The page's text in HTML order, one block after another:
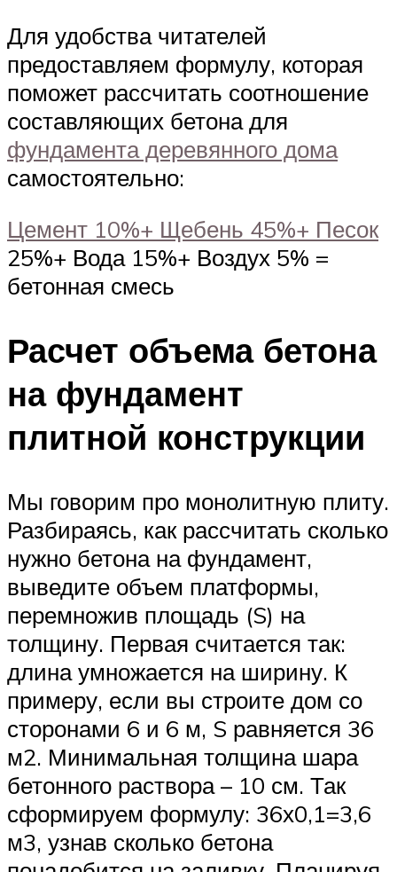
Для удобства читателей
предоставляем формулу, которая
поможет рассчитать соотношение
составляющих бетона для
фундамента деревянного дома
самостоятельно:
Цемент 10%+ Щебень 45%+ Песок
25%+ Вода 15%+ Воздух 5% =
бетонная смесь
Расчет объема бетона
на фундамент
плитной конструкции
Мы говорим про монолитную плиту.
Разбираясь, как рассчитать сколько
нужно бетона на фундамент,
выведите объем платформы,
перемножив площадь (S) на
толщину. Первая считается так:
длина умножается на ширину. К
примеру, если вы строите дом со
сторонами 6 и 6 м, S равняется 36
м2. Минимальная толщина шара
бетонного раствора – 10 см. Так
сформируем формулу: 36х0,1=3,6
м3, узнав сколько бетона